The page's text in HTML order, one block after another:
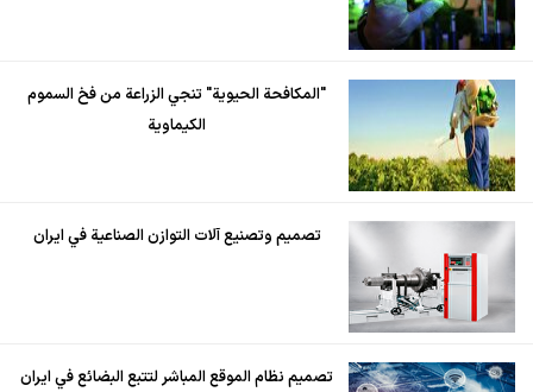
"المكافحة الحيوية" تنجي الزراعة من فخ السموم
الكيماوية
تصميم وتصنيع آلات التوازن الصناعية في ايران
تصميم نظام الموقع المباشر لتتبع البضائع في ايران